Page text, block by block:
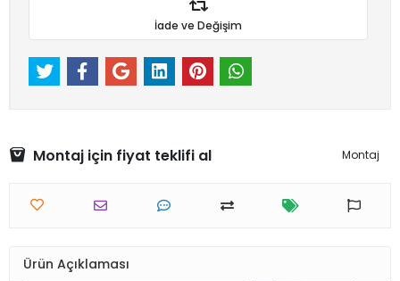
İade ve Değişim
Montaj için fiyat teklifi al Montaj
Ürün Açıklaması